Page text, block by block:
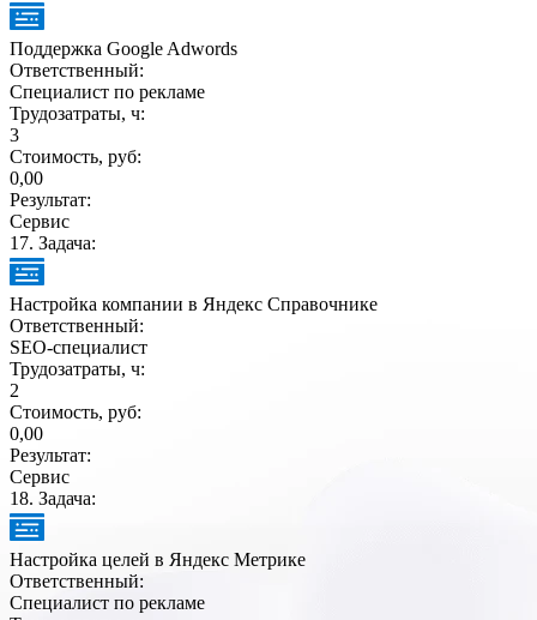
Поддержка Google Adwords
Ответственный:
Специалист по рекламе
Трудозатраты, ч:
3
Стоимость, руб:
0,00
Результат:
Сервис
17. Задача:
Настройка компании в Яндекс Справочнике
Ответственный:
SEO-специалист
Трудозатраты, ч:
2
Стоимость, руб:
0,00
Результат:
Сервис
18. Задача:
Настройка целей в Яндекс Метрике
Ответственный:
Специалист по рекламе